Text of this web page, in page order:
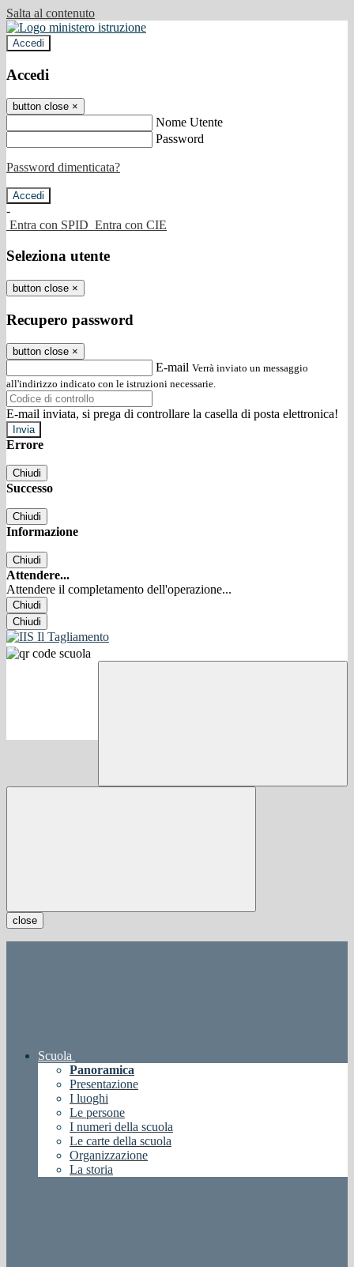
Salta al contenuto
Accedi
Accedi
button close ×
Nome Utente
Password
Password dimenticata?
-
Entra con SPID Entra con CIE
Seleziona utente
button close ×
Recupero password
button close ×
E-mail Verrà inviato un messaggio
all'indirizzo indicato con le istruzioni necessarie.
E-mail inviata, si prega di controllare la casella di posta elettronica!
Errore
Chiudi
Successo
Chiudi
Informazione
Chiudi
Attendere...
Attendere il completamento dell'operazione...
Chiudi
Chiudi
close
Scuola
Panoramica
Presentazione
I luoghi
Le persone
I numeri della scuola
Le carte della scuola
Organizzazione
La storia